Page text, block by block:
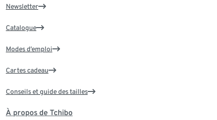
Newsletter
Catalogue
Modes d’emploi
Cartes cadeau
Conseils et guide des tailles
À propos de Tchibo